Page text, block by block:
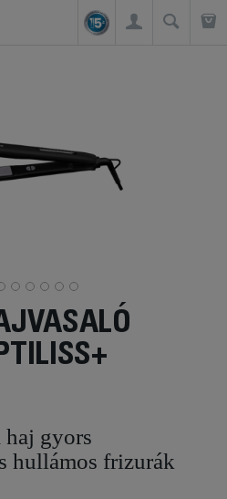
haj gyors
hullámos frizurák